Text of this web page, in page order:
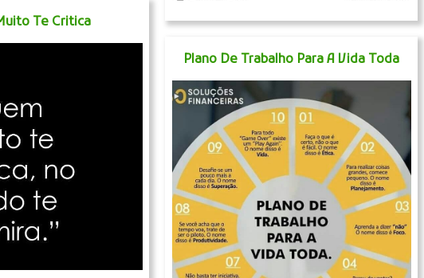
Te Critica
Plano De Trabalho Para A Vida Toda